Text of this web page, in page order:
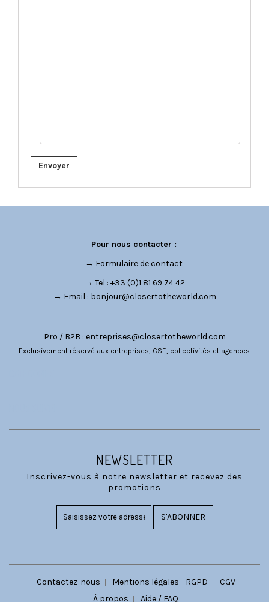
Envoyer
Pour nous contacter :
→ Formulaire de contact
→ Tel : +33 (0)1 81 69 74 42
→ Email : bonjour@closertotheworld.com
Pro / B2B : entreprises@closertotheworld.com
Exclusivement réservé aux entreprises, CSE, collectivités et agences.
NEWSLETTER
Inscrivez-vous à notre newsletter et recevez des
promotions
S'ABONNER
Contactez-nous Mentions légales - RGPD
CGV
À propos
Aide / FAQ